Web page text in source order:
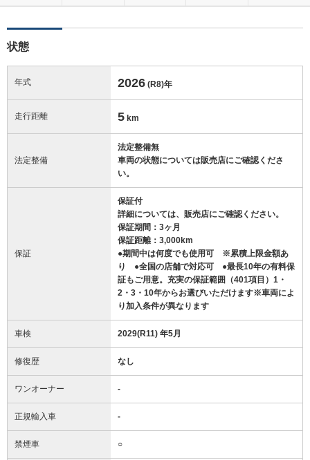
修復歴：無
状態
年式 2026 (R8)年
走行距離 5 km
法定整備
法定整備無
車両の状態については販売店にご確認くださ
い。
保証
保証付
詳細については、販売店にご確認ください。
保証期間：3ヶ月
保証距離：3,000km
●期間中は何度でも使用可 ※累積上限金額あ
り ●全国の店舗で対応可 ●最長10年の有料保
証もご用意。充実の保証範囲（401項目）1・
2・3・10年からお選びいただけます※車両によ
り加入条件が異なります
車検 2029(R11) 年5月
修復歴 なし
ワンオーナー -
正規輸入車 -
禁煙車 ○